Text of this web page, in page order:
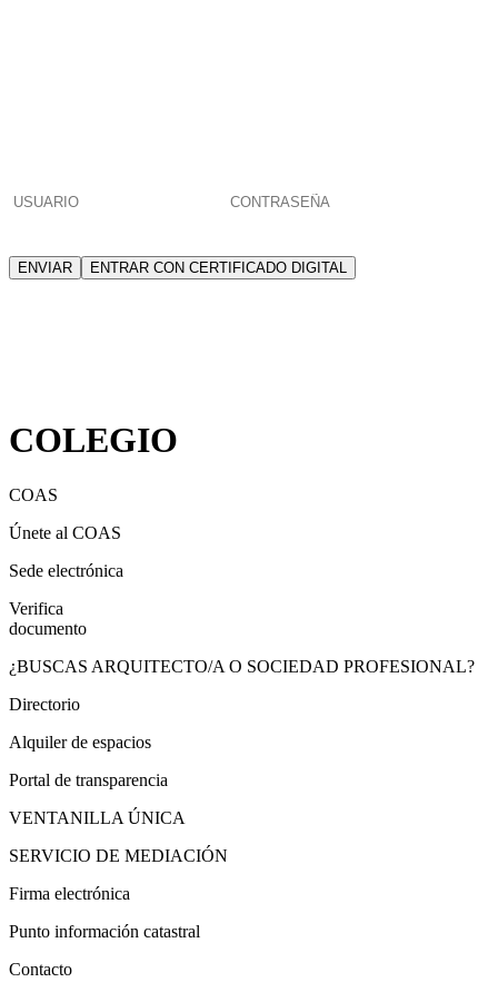
ENVIAR ENTRAR CON CERTIFICADO DIGITAL
COLEGIO
COAS
Únete al COAS
Sede electrónica
Verifica
documento
¿BUSCAS ARQUITECTO/A O SOCIEDAD PROFESIONAL?
Directorio
Alquiler de espacios
Portal de transparencia
VENTANILLA ÚNICA
SERVICIO DE MEDIACIÓN
Firma electrónica
Punto información catastral
Contacto